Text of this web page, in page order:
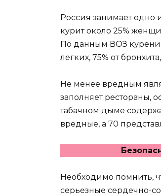
Россия занимает одно
курит около 25%
По данным ВОЗ
легких, 75% от
Не менее вредным
заполняет рестораны,
табачном дыме
вредные, а 70
Необходимо помнить,
серьезные сердечно-